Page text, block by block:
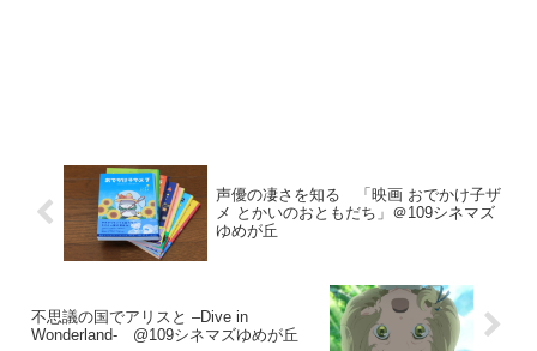
声優の凄さを知る 「映画 おでかけ子ザ
メ とかいのおともだち」＠109シネマズ
ゆめが丘
不思議の国でアリスと –Dive in
Wonderland- @109シネマズゆめが丘